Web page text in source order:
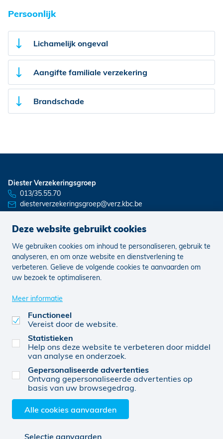
Persoonlijk
Lichamelijk ongeval
Aangifte familiale verzekering
Brandschade
Diester Verzekeringsgroep
013/35.55.70
diesterverzekeringsgroep@verz.kbc.be
Nieuws Vacatures
0477108950 © KBC 2026
Diester Verzekeringsgroep BV (0477108950),
verbonden agent, van KBC Verzekeringen nv,
Leuven, België, BTW BE 0403.552.563, RPR Leuven
Deze website gebruikt cookies
We gebruiken cookies om inhoud te personaliseren, gebruik te
analyseren, en om onze website en dienstverlening te
verbeteren. Gelieve de volgende cookies te aanvaarden om
uw bezoek te optimaliseren.
Meer informatie
Functioneel
Vereist door de website.
Statistieken
Help ons deze website te verbeteren door middel
van analyse en onderzoek.
Gepersonaliseerde advertenties
Ontvang gepersonaliseerde advertenties op
basis van uw browsegedrag.
Alle cookies aanvaarden
Selectie aanvaarden